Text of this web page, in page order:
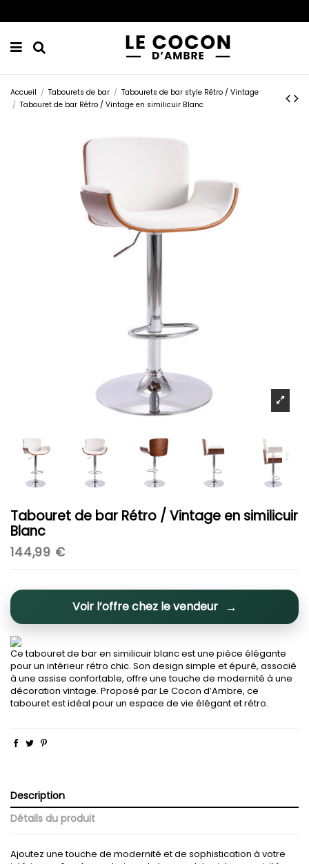
Accueil Tabourets de bar
Tabourets de bar style Rétro / Vintage
Tabouret de bar Rétro / Vintage en similicuir Blanc
Tabouret de bar Rétro / Vintage en similicuir
Blanc
144,99 €
Voir l’offre chez le vendeur
Ce tabouret de bar en similicuir blanc est une pièce élégante
pour un intérieur rétro chic. Son design simple et épuré, associé
à une assise confortable, offre une touche de modernité à une
décoration vintage. Proposé par Le Cocon d’Ambre, ce
tabouret est idéal pour un espace de vie élégant et rétro.
Description
Détails du produit
Ajoutez une touche de modernité et de sophistication à votre